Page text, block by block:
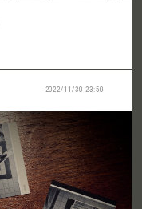
2022/11/30 23:50